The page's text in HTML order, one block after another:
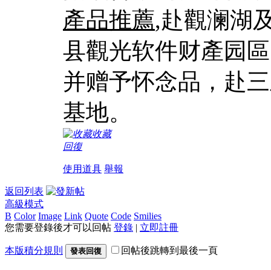
產品推薦,赴觀澜湖
县觀光软件财產园
并赠予怀念品，赴
基地。
收藏
回復
使用道具 舉報
返回列表
高級模式
B Color Image Link Quote Code Smilies
您需要登錄後才可以回帖 登錄 | 立即註冊
本版積分規則 發表回復 回帖後跳轉到最後一頁